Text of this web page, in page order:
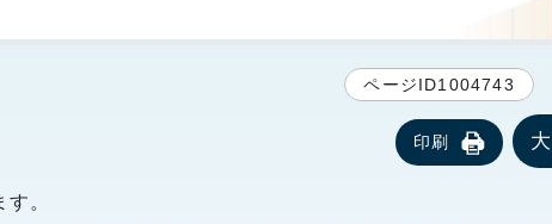
ページID1004743
印刷
。